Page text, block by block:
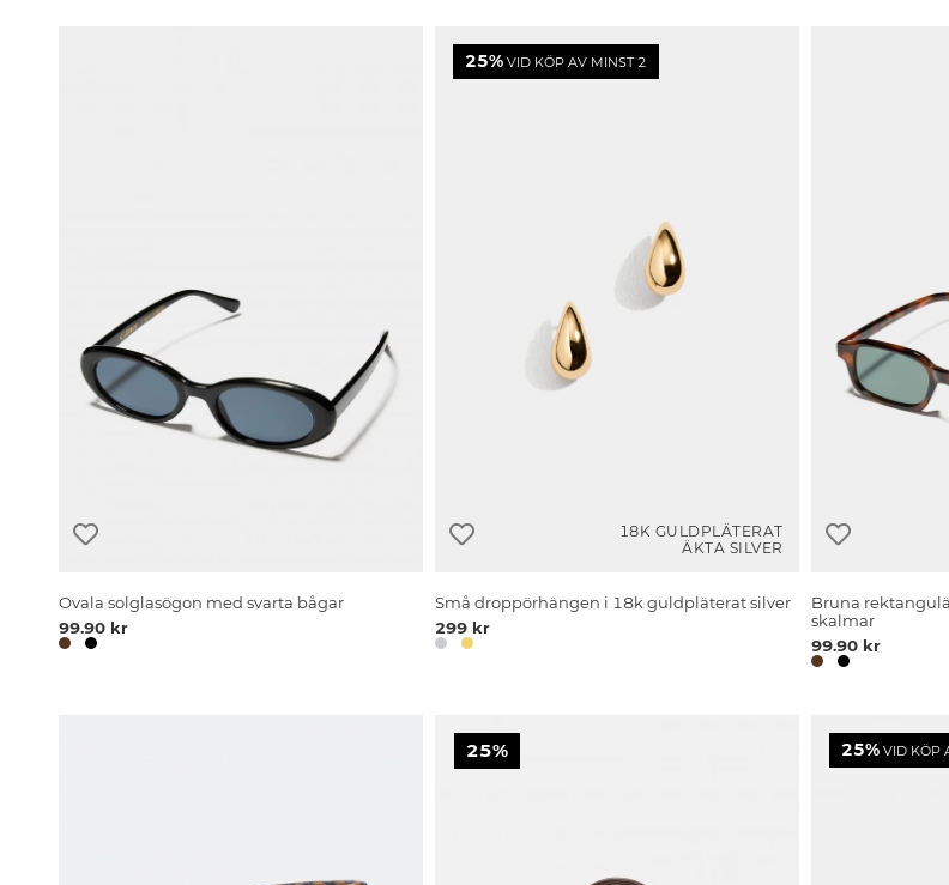
Ovala solglasögon med svarta bågar
99.90 kr
25% VID KÖP AV MINST 2
18K GULDPLÄTERAT
ÄKTA SILVER
Små droppörhängen i 18k guldpläterat silver
299 kr
Bruna
skalmar
99.90 kr
25% 25% VID KÖP